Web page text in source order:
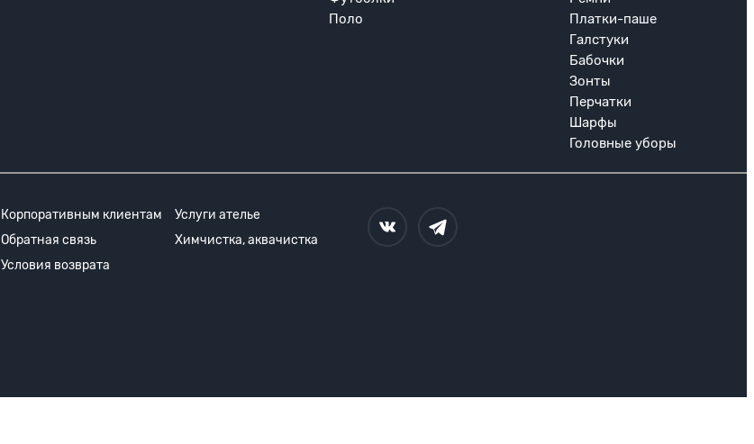
Поло
Платки-паше
Галстуки
Бабочки
Зонты
Перчатки
Шарфы
Головные уборы
Корпоративным клиентам
Услуги ателье
Обратная связь
Химчистка, аквачистка
Условия возврата